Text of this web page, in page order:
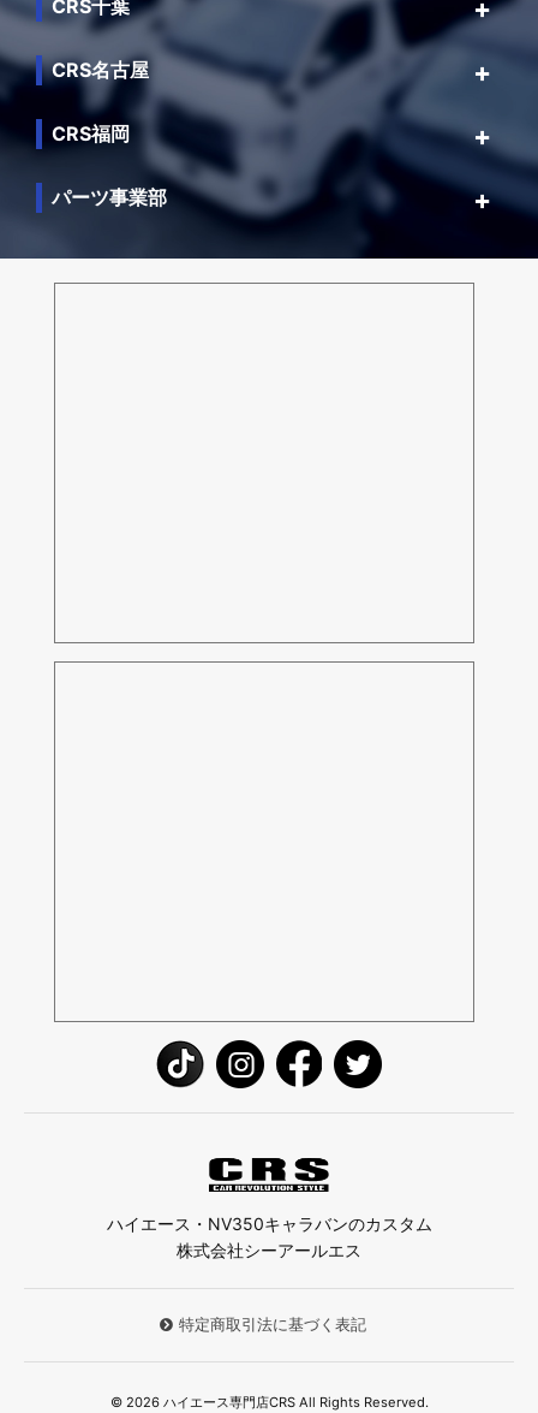
CRS千葉
CRS名古屋
CRS福岡
パーツ事業部
ハイエース・NV350キャラバンのカスタム
株式会社シーアールエス
特定商取引法に基づく表記
© 2026 ハイエース専門店CRS All Rights Reserved.